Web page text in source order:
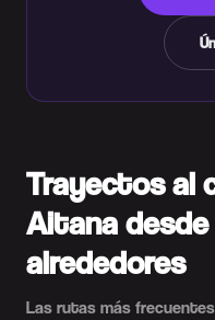
Trayectos al
Aitana
alrededores
Las rutas más